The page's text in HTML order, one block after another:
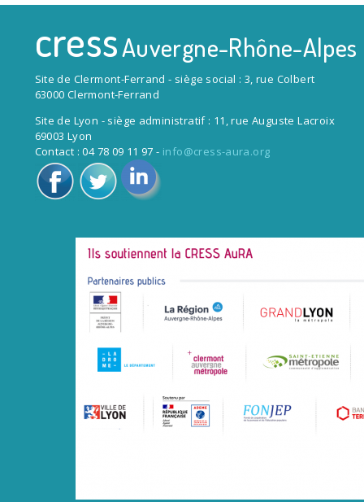
cressAuvergne-Rhône-Alpes
Site de Clermont-Ferrand - siège social : 3, rue Colbert
63000 Clermont-Ferrand
Site de Lyon - siège administratif : 11, rue Auguste Lacroix
69003 Lyon
Contact : 04 78 09 11 97 - info@cress-aura.org